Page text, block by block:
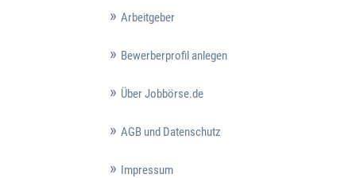
Arbeitgeber
Bewerberprofil anlegen
Über Jobbörse.de
AGB und Datenschutz
Impressum